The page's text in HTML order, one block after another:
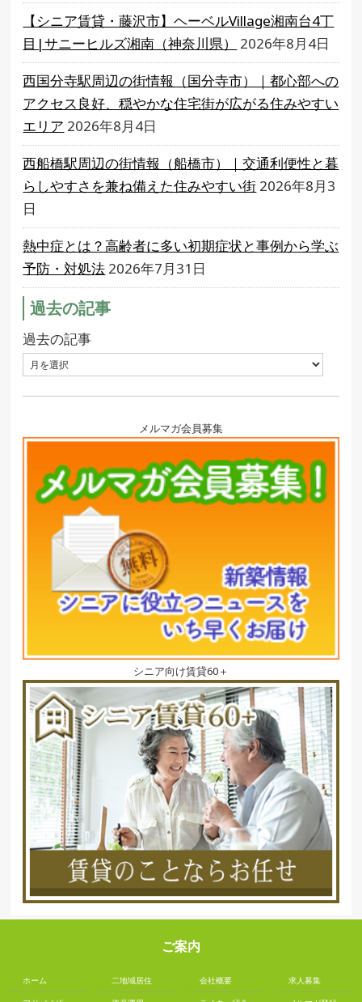
【シニア賃貸・藤沢市】ヘーベルVillage湘南台4丁
目|サニーヒルズ湘南（神奈川県）
2026年8月4日
西国分寺駅周辺の街情報（国分寺市）｜都心部への
アクセス良好、穏やかな住宅街が広がる住みやすい
エリア 2026年8月4日
西船橋駅周辺の街情報（船橋市）｜交通利便性と暮
らしやすさを兼ね備えた住みやすい街 2026年8月3
日
熱中症とは？高齢者に多い初期症状と事例から学ぶ
予防・対処法 2026年7月31日
過去の記事
過去の記事
メルマガ会員募集
シニア向け賃貸60＋
ご案内
ホーム
二地域居住
会社概要
求人募集